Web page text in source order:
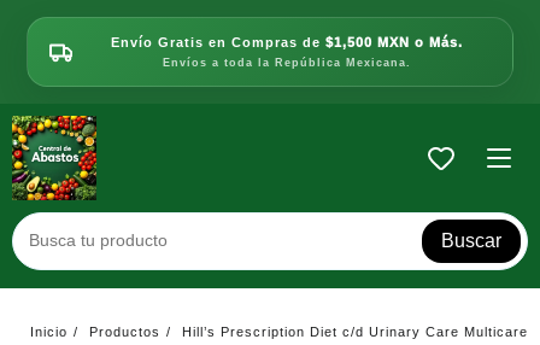
contenido
Envío Gratis en Compras de $1,500 MXN o Más.
Envíos a toda la República Mexicana.
Buscar
Inicio Productos
Hill’s Prescription Diet c/d Urinary Care Multicare